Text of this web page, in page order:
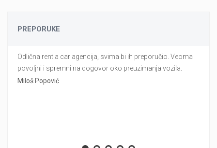
PREPORUKE
Odlična rent a car agencija, svima bi ih preporučio. Veoma
povoljni i spremni na dogovor oko preuzimanja vozila.
Miloš Popović